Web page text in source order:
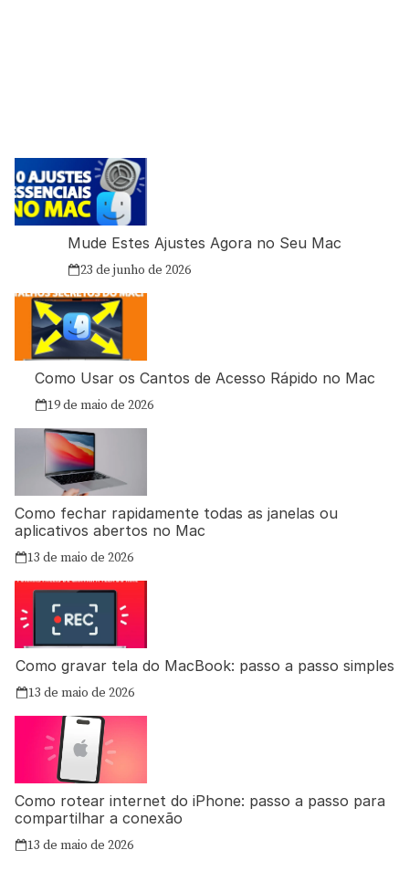
Mude Estes Ajustes Agora no Seu Mac
23 de junho de 2026
Como Usar os Cantos de Acesso Rápido no Mac
19 de maio de 2026
Como fechar rapidamente todas as janelas ou
aplicativos abertos no Mac
13 de maio de 2026
Como gravar tela do MacBook: passo a passo simples
13 de maio de 2026
Como rotear internet do iPhone: passo a passo para
compartilhar a conexão
13 de maio de 2026